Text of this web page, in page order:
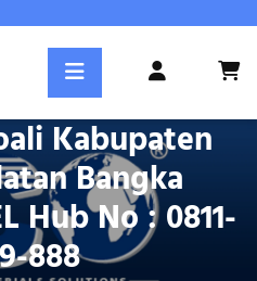
Register
April 29, 2025
Tahan Lama
Kabupaten
Bangka
Hub No : 0811-
888